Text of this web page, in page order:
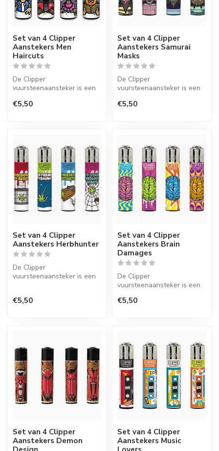
Set van 4 Clipper
Aanstekers Men
Haircuts
De Clipper
vuursteenaansteker is een
perfecte kwaliteit.
€5,50
Set van 4 Clipper
Aanstekers Samurai
Masks
De Clipper
vuursteenaansteker is een
perfecte kwaliteit.
€5,50
Set van 4 Clipper
Aanstekers Herbhunter
De Clipper
vuursteenaansteker is een
€5,50
Set van 4 Clipper
Aanstekers Brain
Damages
De Clipper
vuursteenaansteker is een
perfecte kwaliteit.
€5,50
Set van 4 Clipper
Aanstekers Demon
Set van 4 Clipper
Aanstekers Music